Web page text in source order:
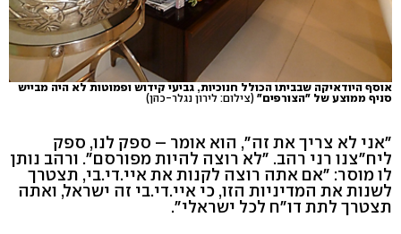
אוסף היודאיקה שבביתו הכולל חנוכיות, גביעי קידוש ופמוטות לא היה מבייש
סניף ממוצע של "הצורפים" (צילום: לירון נגלר-כהן)
"אני לא צריך את זה", הוא אומר – ספק לנו, ספק
ליח"צנו רני רהב. "לא רוצה להיות מפורסם". ורהב נותן
לו מוסר: "אם אתה רוצה לקנות את איי.די.בי, תצטרך
לשנות את המדיניות הזו, כי איי.די.בי זה ישראל, ואתה
תצטרך לתת דו"ח לכל ישראלי".